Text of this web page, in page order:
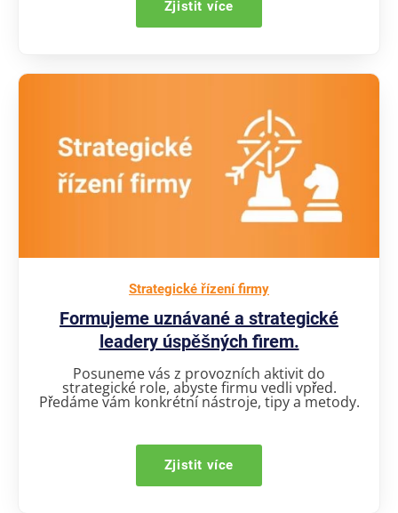
Zjistit více
Strategické řízení firmy
Formujeme uznávané a strategické
leadery úspěšných firem.
Posuneme vás z provozních aktivit do
strategické role, abyste firmu vedli vpřed.
Předáme vám konkrétní nástroje, tipy a metody.
Zjistit více